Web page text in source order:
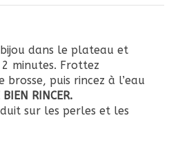
bijou dans le plateau et
2 minutes. Frottez
brosse, puis rincez à l’eau
RINCER.
sur les perles et les